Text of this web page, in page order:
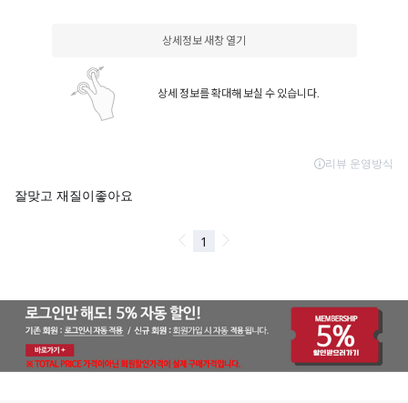
상세정보 새창 열기
상세 정보를 확대해 보실 수 있습니다.